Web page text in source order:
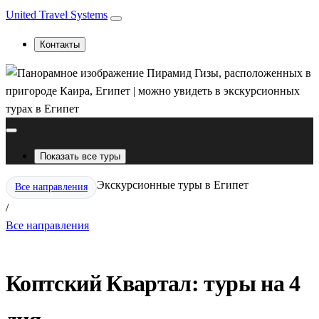
United Travel Systems
Контакты
Показать все туры
Все направления
/
Экскурсионные туры в Египет
Все направления
Коптский Квартал: туры на 4